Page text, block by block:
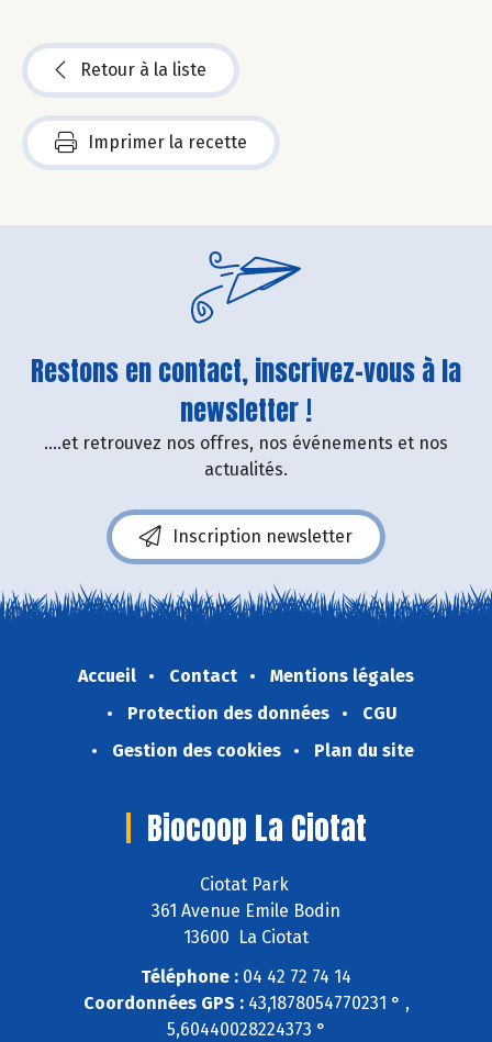
Retour à la liste
Imprimer la recette
Restons en contact, inscrivez-vous à la
newsletter !
....et retrouvez nos offres, nos événements et nos
actualités.
Inscription newsletter
Accueil Contact
Mentions légales
Protection des données
CGU
Gestion des cookies
Plan du site
Biocoop La Ciotat
Ciotat Park
361 Avenue Emile Bodin
13600 La Ciotat
Téléphone : 04 42 72 74 14
Coordonnées GPS :43,1878054770231 ° ,
5,60440028224373 °